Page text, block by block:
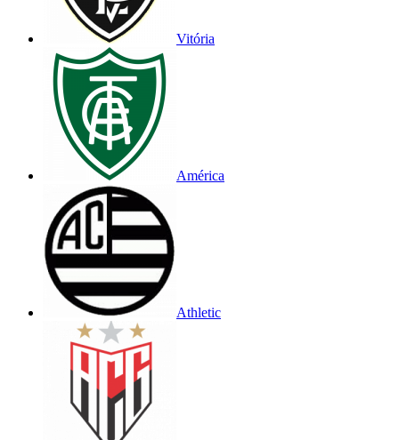
Vitória
América
Athletic